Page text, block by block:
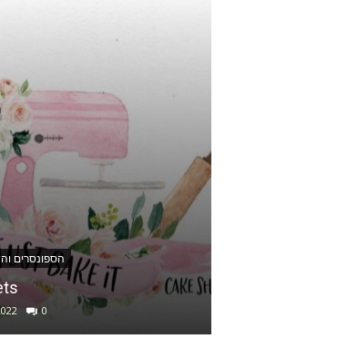
הספונסרים
נויאן טפאן – המרכז הארמני
וחינוך
1, 2020 0